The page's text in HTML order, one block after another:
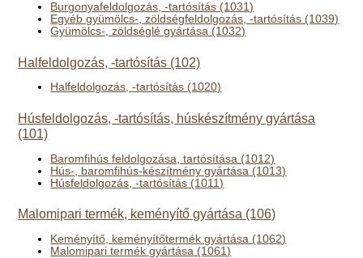
Burgonyafeldolgozás, -tartósítás (1031)
Egyéb gyümölcs-, zöldségfeldolgozás, -tartósítás (1039)
Gyümölcs-, zöldséglé gyártása (1032)
Halfeldolgozás, -tartósítás (102)
Halfeldolgozás, -tartósítás (1020)
Húsfeldolgozás, -tartósítás, húskészítmény gyártása
(101)
Baromfihús feldolgozása, tartósítása (1012)
Hús-, baromfihús-készítmény gyártása (1013)
Húsfeldolgozás, -tartósítás (1011)
Malomipari termék, keményítő gyártása (106)
Keményítő, keményítőtermék gyártása (1062)
Malomipari termék gyártása (1061)